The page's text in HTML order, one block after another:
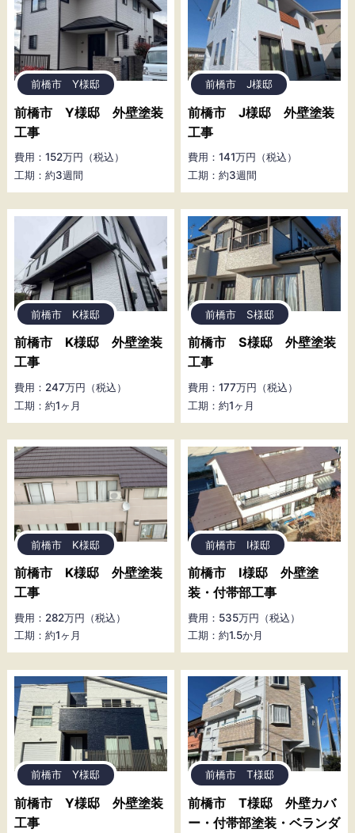
前橋市 Y様邸
前橋市 Y様邸 外壁塗装
工事
費用：152万円（税込）
工期：約3週間
前橋市 J様邸
前橋市 J様邸 外壁塗装
工事
費用：141万円（税込）
工期：約3週間
前橋市 K様邸
前橋市 K様邸 外壁塗装
工事
費用：247万円（税込）
工期：約1ヶ月
前橋市 S様邸
前橋市 S様邸 外壁塗装
工事
費用：177万円（税込）
工期：約1ヶ月
前橋市 K様邸
前橋市 K様邸 外壁塗装
工事
費用：282万円（税込）
工期：約1ヶ月
前橋市 I様邸
前橋市 I様邸 外壁塗
装・付帯部工事
費用：535万円（税込）
工期：約1.5か月
前橋市 Y様邸
前橋市 Y様邸 外壁塗装
工事
前橋市 T様邸
前橋市 T様邸 外壁カバ
ー・付帯部塗装・ベランダ